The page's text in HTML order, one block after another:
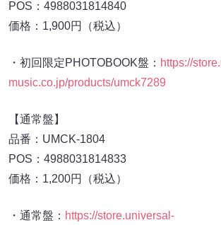
POS：4988031814840
価格：1,900円（税込）
・初回限定PHOTOBOOK盤： https://
music.co.jp/products/umck7289
【通常盤】
品番：UMCK-1804
POS：4988031814833
価格：1,200円（税込）
・通常盤： https://store.universal-